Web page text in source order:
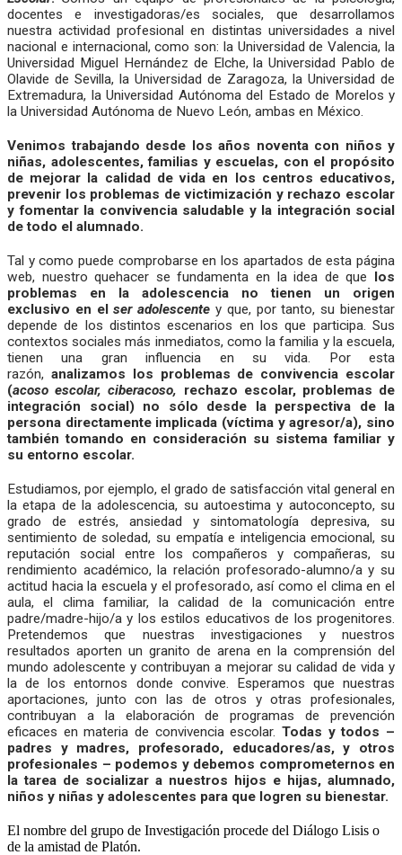
docentes e investigadoras/es sociales, que desarrollamos
nuestra actividad profesional en distintas universidades a nivel
nacional e internacional, como son: la Universidad de Valencia, la
Universidad Miguel Hernández de Elche, la Universidad Pablo de
Olavide de Sevilla, la Universidad de Zaragoza, la Universidad de
Extremadura, la Universidad Autónoma del Estado de Morelos y
la Universidad Autónoma de Nuevo León, ambas en México.
Venimos trabajando desde los años noventa con niños y
niñas, adolescentes, familias y escuelas, con el propósito
de mejorar la calidad de vida en los centros educativos,
prevenir los problemas de victimización y rechazo escolar
y fomentar la convivencia saludable y la integración social
de todo el alumnado.
Tal y como puede comprobarse en los apartados de esta página
web, nuestro quehacer se fundamenta en la idea de que los
problemas en la adolescencia no tienen un origen
exclusivo en elser adolescente y que, por tanto, su bienestar
depende de los distintos escenarios en los que participa. Sus
contextos sociales más inmediatos, como la familia y la escuela,
tienen una gran influencia en su vida. Por esta
razón, analizamos los problemas de convivencia escolar
(acoso escolar, ciberacoso, rechazo escolar, problemas de
integración social) no sólo desde la perspectiva de la
persona directamente implicada (víctima y agresor/a), sino
también tomando en consideración su sistema familiar y
su entorno escolar.
Estudiamos, por ejemplo, el grado de satisfacción vital general en
la etapa de la adolescencia, su autoestima y autoconcepto, su
grado de estrés, ansiedad y sintomatología depresiva, su
sentimiento de soledad, su empatía e inteligencia emocional, su
reputación social entre los compañeros y compañeras, su
rendimiento académico, la relación profesorado-alumno/a y su
actitud hacia la escuela y el profesorado, así como el clima en el
aula, el clima familiar, la calidad de la comunicación entre
padre/madre-hijo/a y los estilos educativos de los progenitores.
Pretendemos que nuestras investigaciones y nuestros
resultados aporten un granito de arena en la comprensión del
mundo adolescente y contribuyan a mejorar su calidad de vida y
la de los entornos donde convive. Esperamos que nuestras
aportaciones, junto con las de otros y otras profesionales,
contribuyan a la elaboración de programas de prevención
eficaces en materia de convivencia escolar. Todas y todos –
padres y madres, profesorado, educadores/as, y otros
profesionales – podemos y debemos comprometernos en
la tarea de socializar a nuestros hijos e hijas, alumnado,
niños y niñas y adolescentes para que logren su bienestar.
El nombre del grupo de Investigación procede del Diálogo Lisis o
de la amistad de Platón.